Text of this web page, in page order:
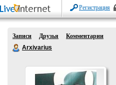
Регистрация
Записи Друзья
Комментарии
Arxivarius